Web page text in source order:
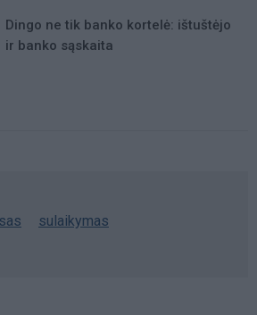
Dingo ne tik banko kortelė: ištuštėjo
ir banko sąskaita
sulaikymas